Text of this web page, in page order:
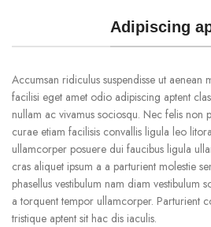
Adipiscing
Accumsan ridiculus suspendisse ut aenean
facilisi eget amet odio adipiscing aptent
nullam ac vivamus sociosqu. Nec felis non
curae etiam facilisis convallis ligula leo
ullamcorper posuere dui faucibus ligula
cras aliquet ipsum a a parturient molestie
phasellus vestibulum nam diam vestibulum
a torquent tempor ullamcorper. Parturient
tristique aptent sit hac dis iaculis.